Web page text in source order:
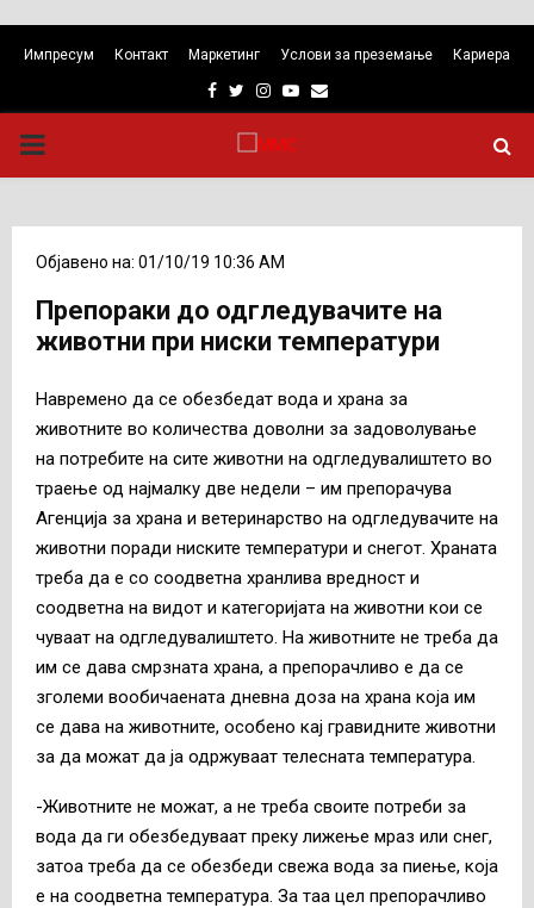
Импресум Контакт Маркетинг Услови за преземање Кариера
Facebook
TwitterInstagram
Youtube
Email
PRIMARY
Објавено на: 01/10/19 10:36 AM
Препораки до одгледувачите на
животни при ниски температури
Навремено да се обезбедат вода и храна за
животните во количества доволни за задоволување
на потребите на сите животни на одгледувалиштето во
траење од најмалку две недели – им препорачува
Агенција за храна и ветеринарство на одгледувачите на
животни поради ниските температури и снегот. Храната
треба да е со соодветна хранлива вредност и
соодветна на видот и категоријата на животни кои се
чуваат на одгледувалиштето. На животните не треба да
им се дава смрзната храна, а препорачливо е да се
зголеми вообичаената дневна доза на храна која им
се дава на животните, особено кај гравидните животни
за да можат да ја одржуваат телесната температура.
-Животните не можат, а не треба своите потреби за
вода да ги обезбедуваат преку лижење мраз или снег,
затоа треба да се обезбеди свежа вода за пиење, која
е на соодветна температура. За таа цел препорачливо